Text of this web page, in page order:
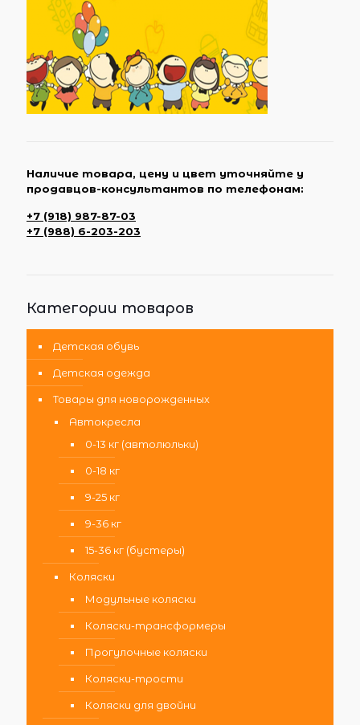
Наличие товара, цену и цвет уточняйте у
продавцов-консультантов по телефонам:
+7 (918) 987-87-03
+7 (988) 6-203-203
Категории товаров
Детская обувь
Детская одежда
Товары для новорожденных
Автокресла
0-13 кг (автолюльки)
0-18 кг
9-25 кг
9-36 кг
15-36 кг (бустеры)
Коляски
Модульные коляски
Коляски-трансформеры
Прогулочные коляски
Коляски-трости
Коляски для двойни